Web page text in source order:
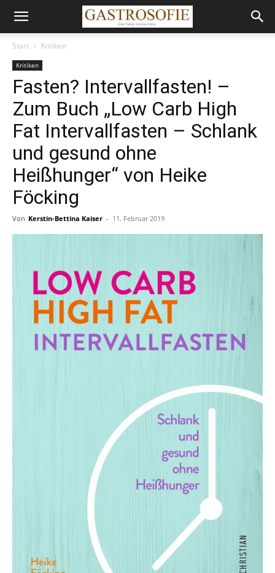
Start Kritiken
Kritiken
Fasten? Intervallfasten! –
Zum Buch „Low Carb High
Fat Intervallfasten – Schlank
und gesund ohne
Heißhunger“ von Heike
Föcking
Von Kerstin-Bettina Kaiser - 11. Februar 2019